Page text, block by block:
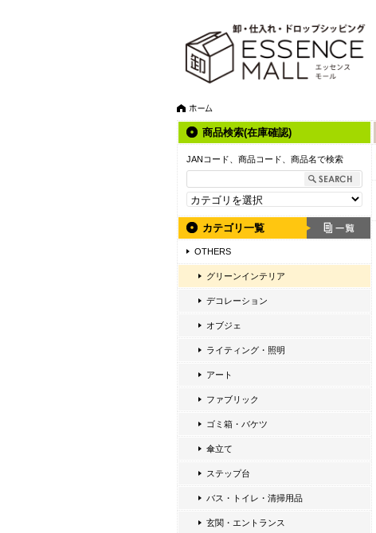
商品検索(在庫確認)
JANコード、商品コード、商品名で検索
カテゴリ一覧
OTHERS
グリーンインテリア
デコレーション
オブジェ
ライティング・照明
アート
ファブリック
ゴミ箱・バケツ
傘立て
ステップ台
バス・トイレ・清掃用品
玄関・エントランス